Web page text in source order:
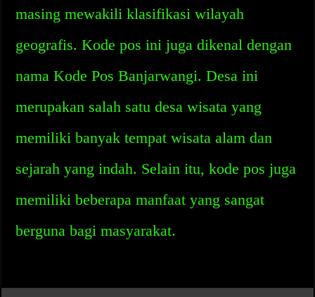
masing mewakili klasifikasi wilayah
geografis. Kode pos ini juga dikenal dengan
nama Kode Pos Banjarwangi. Desa ini
merupakan salah satu desa wisata yang
memiliki banyak tempat wisata alam dan
sejarah yang indah. Selain itu, kode pos juga
memiliki beberapa manfaat yang sangat
berguna bagi masyarakat.